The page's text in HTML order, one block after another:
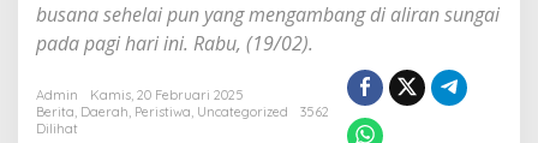
e
m
a
n
busana sehelai pun yang mengambang di aliran sungai
pada pagi hari ini. Rabu, (19/02).
Admin
Kamis, 20 Februari 2025
Berita, Daerah, Peristiwa, Uncategorized
3562
Dilihat